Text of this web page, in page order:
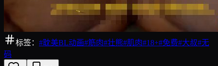
标签： #耽美BL动画#筋肉#壮熊#肌肉#18+#免费#大叔#无
码